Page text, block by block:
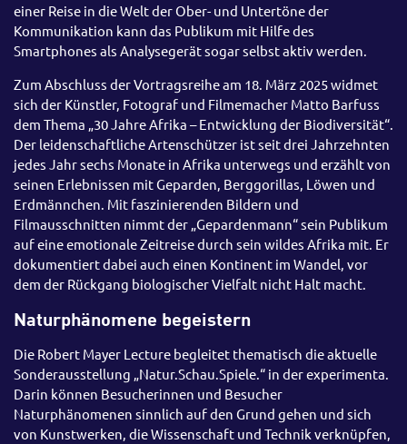
einer Reise in die Welt der Ober- und Untertöne der
Kommunikation kann das Publikum mit Hilfe des
Smartphones als Analysegerät sogar selbst aktiv werden.
Zum Abschluss der Vortragsreihe am 18. März 2025 widmet
sich der Künstler, Fotograf und Filmemacher Matto Barfuss
dem Thema „30 Jahre Afrika – Entwicklung der Biodiversität“.
Der leidenschaftliche Artenschützer ist seit drei Jahrzehnten
jedes Jahr sechs Monate in Afrika unterwegs und erzählt von
seinen Erlebnissen mit Geparden, Berggorillas, Löwen und
Erdmännchen. Mit faszinierenden Bildern und
Filmausschnitten nimmt der „Gepardenmann“ sein Publikum
auf eine emotionale Zeitreise durch sein wildes Afrika mit. Er
dokumentiert dabei auch einen Kontinent im Wandel, vor
dem der Rückgang biologischer Vielfalt nicht Halt macht.
Naturphänomene begeistern
Die Robert Mayer Lecture begleitet thematisch die aktuelle
Sonderausstellung „Natur.Schau.Spiele.“ in der experimenta.
Darin können Besucherinnen und Besucher
Naturphänomenen sinnlich auf den Grund gehen und sich
von Kunstwerken, die Wissenschaft und Technik verknüpfen,